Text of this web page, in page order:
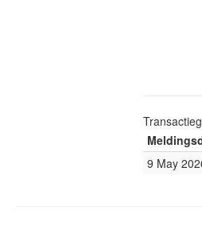
9 May